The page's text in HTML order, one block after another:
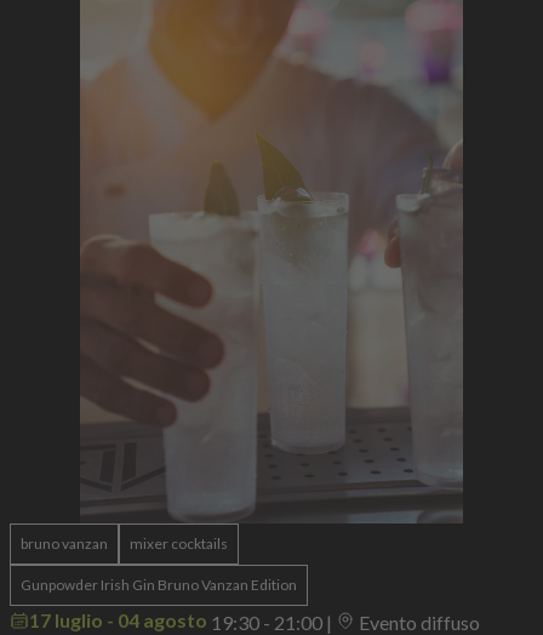
bruno vanzan mixer cocktails
Gunpowder Irish Gin Bruno Vanzan Edition
17 luglio - 04 agosto 19:30 - 21:00 | Evento diffuso